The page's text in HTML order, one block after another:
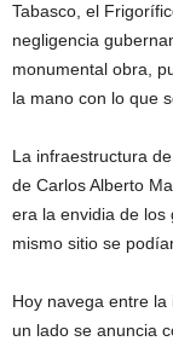
Tabasco, el
negligencia
monumental obra,
la mano con lo que
La infraestructura
de Carlos Alberto
era la envidia de los
mismo sitio se
Hoy navega entre
un lado se anuncia